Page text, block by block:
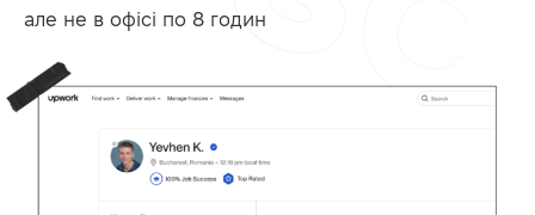
але не в офісі по 8 годин